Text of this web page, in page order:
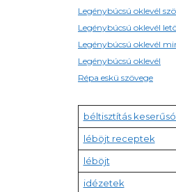
Legénybúcsú oklevél
Legénybúcsú oklevél
Legénybúcsú oklevél
Legénybúcsú oklevél
Répa eskü szövege
béltisztítás
léböjt receptek
léböjt
idézetek